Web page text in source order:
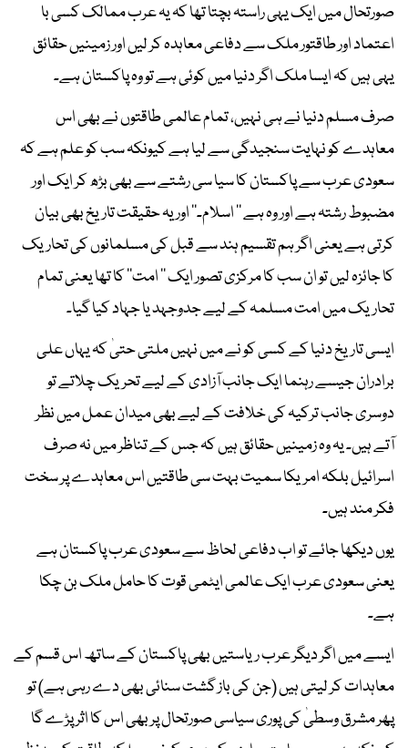
صورتحال میں ایک یہی راستہ بچتا تھا کہ یہ عرب ممالک کسی با
اعتماد اور طاقتور ملک سے دفاعی معاہدہ کر لیں اور زمینیں حقائق
یہی ہیں کہ ایسا ملک اگر دنیا میں کوئی ہے تو وہ پاکستان ہے۔
صرف مسلم دنیا نے ہی نہیں، تمام عالمی طاقتوں نے بھی اس
معاہدے کو نہایت سنجیدگی سے لیا ہے کیونکہ سب کو علم ہے کہ
سعودی عرب سے پاکستان کا سیا سی رشتے سے بھی بڑھ کر ایک اور
مضبوط رشتہ ہے اور وہ ہے ’’ اسلام۔‘‘ اور یہ حقیقت تاریخ بھی بیان
کرتی ہے یعنی اگر ہم تقسیم ہند سے قبل کی مسلمانوں کی تحاریک
کا جائزہ لیں تو ان سب کا مرکزی تصور ایک ’’ امت‘‘ کا تھا یعنی تمام
تحاریک میں امت مسلمہ کے لیے جدوجہد یا جہاد کیا گیا۔
ایسی تاریخ دنیا کے کسی کو نے میں نہیں ملتی حتیٰ کہ یہاں علی
برادران جیسے رہنما ایک جانب آزادی کے لیے تحریک چلاتے تو
دوسری جانب ترکیہ کی خلافت کے لیے بھی میدان عمل میں نظر
آتے ہیں۔ یہ وہ زمینیں حقائق ہیں کہ جس کے تناظر میں نہ صرف
اسرائیل بلکہ امریکا سمیت بہت سی طاقتیں اس معاہدے پر سخت
فکر مند ہیں۔
یوں دیکھا جائے تو اب دفاعی لحاظ سے سعودی عرب پاکستان ہے
یعنی سعودی عرب ایک عالمی ایٹمی قوت کا حامل ملک بن چکا
ہے۔
ایسے میں اگر دیگر عرب ریاستیں بھی پاکستان کے ساتھ اس قسم کے
معاہدات کر لیتی ہیں (جن کی باز گشت سنائی بھی دے رہی ہے) تو
پھر مشرق وسطیٰ کی پوری سیاسی صورتحال پر بھی اس کا اثر پڑے گا